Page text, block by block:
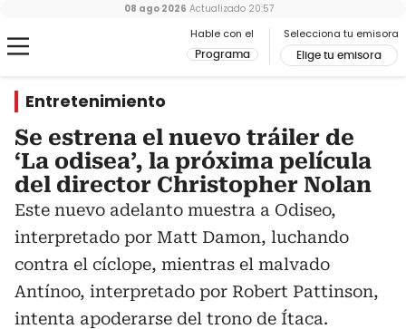
Hable con el
Programa
Selecciona tu emisora
Elige tu emisora
08 ago 2026 Actualizado 20:57
Entretenimiento
Se estrena el nuevo tráiler de
‘La odisea’, la próxima película
del director Christopher Nolan
Este nuevo adelanto muestra a Odiseo,
interpretado por Matt Damon, luchando
contra el cíclope, mientras el malvado
Antínoo, interpretado por Robert Pattinson,
intenta apoderarse del trono de Ítaca.